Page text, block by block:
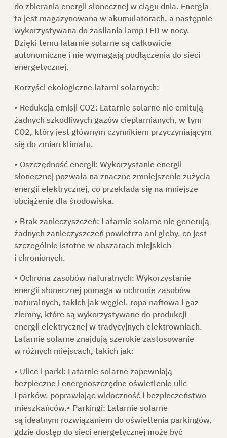
SKLEP
DO POBRANIA
POPROŚ O OFERTĘ
do zbierania energii słonecznej w ciągu dnia. Energia
ta jest magazynowana w akumulatorach, a następnie
wykorzystywana do zasilania lamp LED w nocy.
Dzięki temu latarnie solarne są całkowicie
autonomiczne i nie wymagają podłączenia do sieci
energetycznej.
Korzyści ekologiczne latarni solarnych:
• Redukcja emisji CO2: Latarnie solarne nie emitują
żadnych szkodliwych gazów cieplarnianych, w tym
CO2, który jest głównym czynnikiem przyczyniającym
się do zmian klimatu.
• Oszczędność energii: Wykorzystanie energii
słonecznej pozwala na znaczne zmniejszenie zużycia
energii elektrycznej, co przekłada się na mniejsze
obciążenie dla środowiska.
• Brak zanieczyszczeń: Latarnie solarne nie generują
żadnych zanieczyszczeń powietrza ani gleby, co jest
szczególnie istotne w obszarach miejskich
i chronionych.
• Ochrona zasobów naturalnych: Wykorzystanie
energii słonecznej pomaga w ochronie zasobów
naturalnych, takich jak węgiel, ropa naftowa i gaz
ziemny, które są wykorzystywane do produkcji
energii elektrycznej w tradycyjnych elektrowniach.
Latarnie solarne znajdują szerokie zastosowanie
w różnych miejscach, takich jak:
• Ulice i parki: Latarnie solarne zapewniają
bezpieczne i energooszczędne oświetlenie ulic
i parków, poprawiając widoczność i bezpieczeństwo
mieszkańców.• Parkingi: Latarnie solarne
są idealnym rozwiązaniem do oświetlenia parkingów,
gdzie dostęp do sieci energetycznej może być